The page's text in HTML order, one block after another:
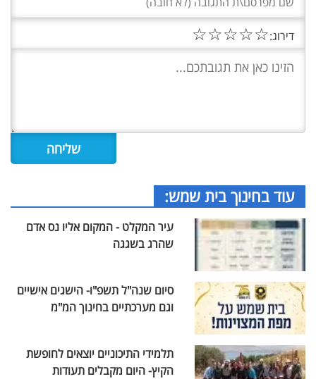
דירוג:☆
☆
☆
☆
☆
עוד בחינוך בית שמש:
עיר המקלט - המקום אליו נס אדם
שהרג בשגגה
סיום שנה"ל תשפ"ו- הישגים אישיים
וגם מערכתיים בחינוך המ"מ
תלמידי התיכוניים יוצאים לחופשת
הקיץ- היום מקבלים תעודות